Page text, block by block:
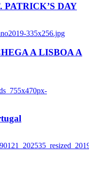
DAY
335x256.jpg
A LISBOA A